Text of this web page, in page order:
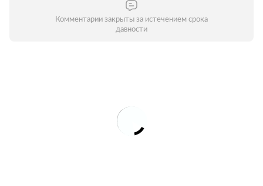
Комментарии закрыты за истечением срока
давности